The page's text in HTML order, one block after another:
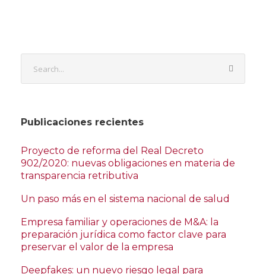
Publicaciones recientes
Proyecto de reforma del Real Decreto
902/2020: nuevas obligaciones en materia de
transparencia retributiva
Un paso más en el sistema nacional de salud
Empresa familiar y operaciones de M&A: la
preparación jurídica como factor clave para
preservar el valor de la empresa
Deepfakes: un nuevo riesgo legal para